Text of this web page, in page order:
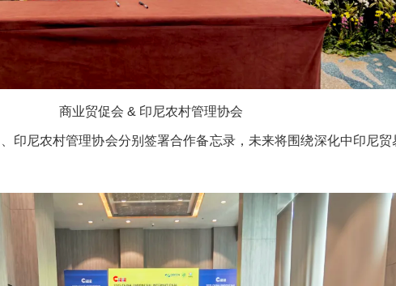
商业贸促会 & 印尼农村管理协会
印尼农村管理协会分别签署合作备忘录，未来将围绕深化中印尼